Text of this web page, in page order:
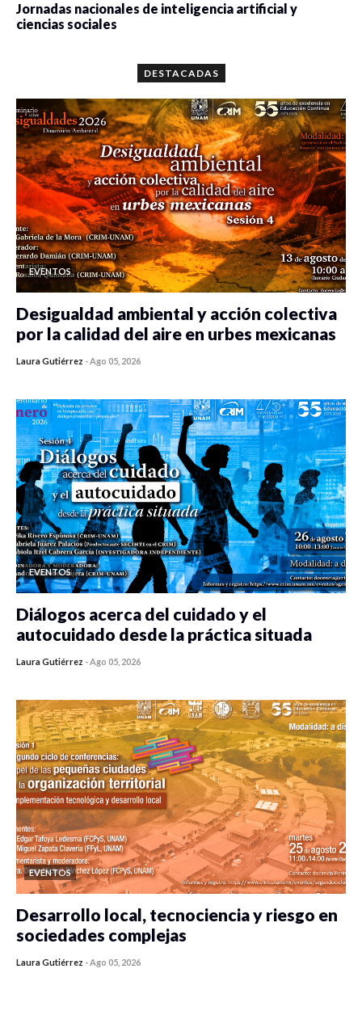
Jornadas nacionales de inteligencia artificial y
ciencias sociales
DESTACADAS
EVENTOS
Desigualdad ambiental y acción colectiva
por la calidad del aire en urbes mexicanas
Laura Gutiérrez -Ago 05, 2026
EVENTOS
Diálogos acerca del cuidado y el
autocuidado desde la práctica situada
Laura Gutiérrez -Ago 05, 2026
EVENTOS
Desarrollo local, tecnociencia y riesgo en
sociedades complejas
Laura Gutiérrez -Ago 05, 2026